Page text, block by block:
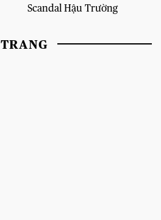
Scandal Hậu Trường
TRANG